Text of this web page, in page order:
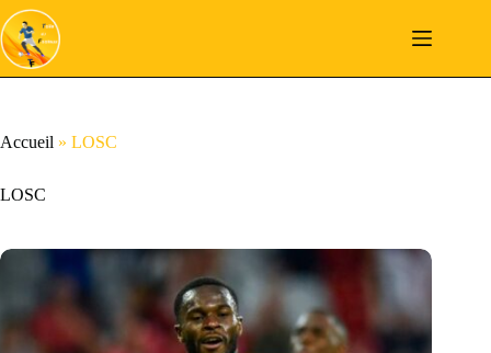
Passer
au
contenu
Accueil » LOSC
LOSC